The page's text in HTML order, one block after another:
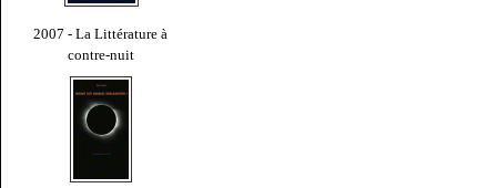
2007 - La Littérature à
contre-nuit